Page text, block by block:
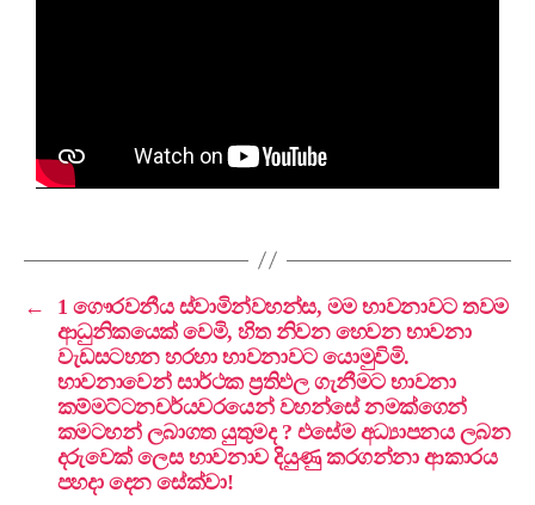
←
1 ගෞරවනීය ස්වාමින්වහන්ස, මම භාවනාවට තවම
ආධුනිකයෙක් වෙමි, හිත නිවන හෙවන භාවනා
වැඩසටහන හරහා භාවනාවට යොමුවිමි.
භාවනාවෙන් සාර්ථක ප්‍රතිඵල ගැනීමට භාවනා
කම්මට්ටනචර්යවරයෙන් වහන්සේ නමක්ගෙන්
කමටහන් ලබාගත යුතුමද ? එසේම අධ්‍යාපනය ලබන
දරුවෙක් ලෙස භාවනාව දියුණු කරගන්නා ආකාරය
පහදා දෙන සේක්වා!